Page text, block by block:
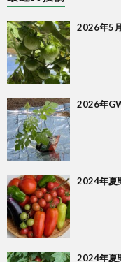
2026年5
2026年
2024年夏
2024年夏